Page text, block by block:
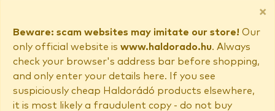
×
Beware: scam websites may imitate our store! Our
only official website is www.haldorado.hu. Always
check your browser's address bar before shopping,
and only enter your details here. If you see
suspiciously cheap Haldorádó products elsewhere,
it is most likely a fraudulent copy - do not buy